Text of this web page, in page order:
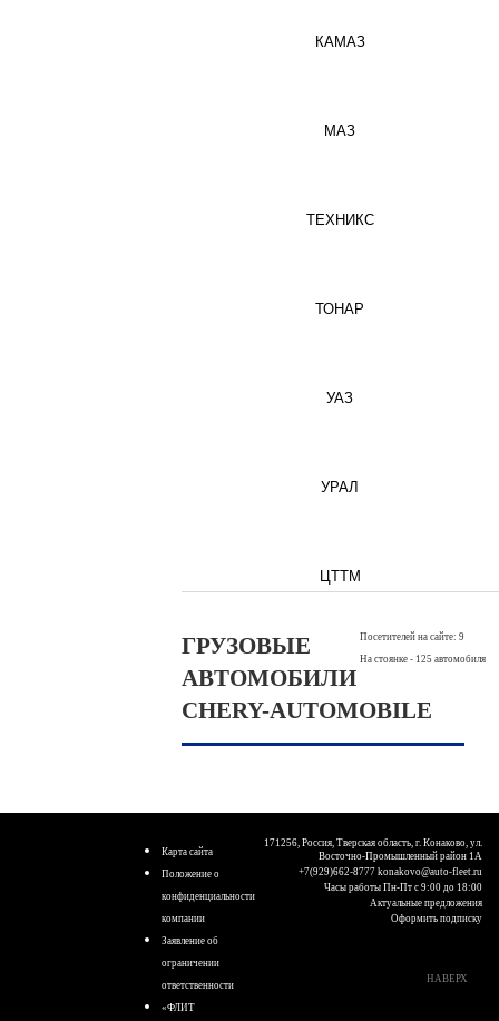
КАМАЗ
МАЗ
ТЕХНИКС
ТОНАР
УАЗ
УРАЛ
ЦТТМ
ГРУЗОВЫЕ
АВТОМОБИЛИ
CHERY-AUTOMOBILE
Посетителей на сайте: 9
На стоянке - 125 автомобиля
Карта сайта
Положение о
конфиденциальности
компании
Заявление об
ограничении
ответственности
«ФЛИТ
171256, Россия, Тверская область, г. Конаково, ул.
Восточно-Промышленный район 1А
+7(929)662-8777 konakovo@auto-fleet.ru
Часы работы Пн-Пт с 9:00 до 18:00
Актуальные предложения
Оформить подписку
НАВЕРХ